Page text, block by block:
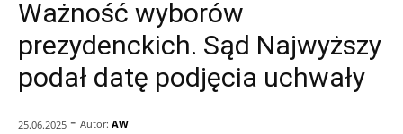
Ważność wyborów
prezydenckich. Sąd Najwyższy
podał datę podjęcia uchwały
25.06.2025 - Autor: AW